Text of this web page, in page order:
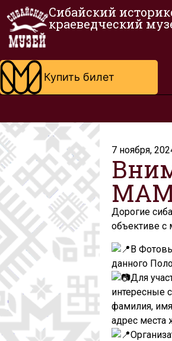
Сибайский
краеведческий
Купить билет
7 ноября,
Дорогие
объективе с
В
данного
Для
интересные
фамилия,
адрес места